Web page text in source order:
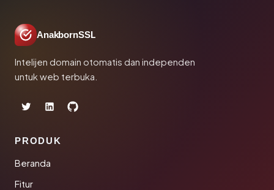
AnakbornSSL
Intelijen domain otomatis dan independen
untuk web terbuka.
PRODUK
Beranda
Fitur